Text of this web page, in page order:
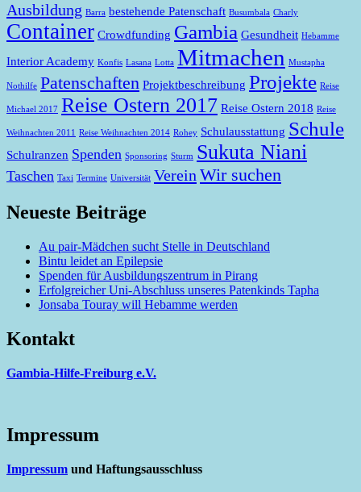
Ausbildung Barra bestehende Patenschaft Busumbala Charly
Container Crowdfunding Gambia Gesundheit Hebamme
Interior Academy Konfis Lasana Lotta Mitmachen Mustapha
Nothilfe Patenschaften Projektbeschreibung Projekte Reise
Michael 2017 Reise Ostern 2017 Reise Ostern 2018 Reise
Weihnachten 2011 Reise Weihnachten 2014 Rohey Schulausstattung Schule
Schulranzen Spenden Sponsoring Sturm Sukuta Niani
Taschen Taxi Termine Universität VereinWir suchen
Neueste Beiträge
Au pair-Mädchen sucht Stelle in Deutschland
Bintu leidet an Epilepsie
Spenden für Ausbildungszentrum in Pirang
Erfolgreicher Uni-Abschluss unseres Patenkinds Tapha
Jonsaba Touray will Hebamme werden
Kontakt
Gambia-Hilfe-Freiburg e.V.
Impressum
Impressum und Haftungsausschluss